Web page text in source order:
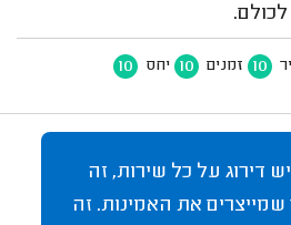
10 זמנים 10 יחס 10
דירוג על כל שירות, זה
את האמינות. זה